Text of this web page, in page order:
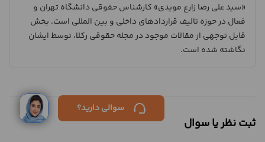
ثبت‌نام
«سید علی رضا زارع مویدی» کارشناس حقوقی دانشگاه تهران و
فعال در حوزه تالیف قراردادهای داخلی و بین المللی است. بخش
قابل توجهی از مقالات موجود در مجله حقوقی رکلا، توسط ایشان
نگاشته شده است.
ثبت نظر یا سوال
سوالی دارید؟